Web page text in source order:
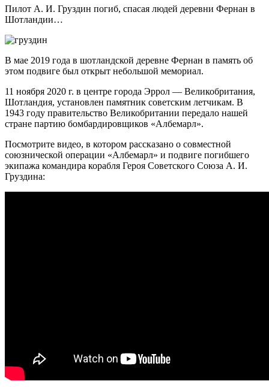
Пилот А. И. Груздин погиб, спасая людей деревни Фернан в
Шотландии…
В мае 2019 года в шотландской деревне Фернан в память об
этом подвиге был открыт небольшой мемориал.
11 ноября 2020 г. в центре города Эррол — Великобритания,
Шотландия, установлен памятник советским летчикам. В
1943 году правительство Великобритании передало нашей
стране партию бомбардировщиков «Албемарл».
Посмотрите видео, в котором рассказано о совместной
союзнической операции «Албемарл» и подвиге погибшего
экипажа командира корабля Героя Советского Союза А. И.
Груздина: